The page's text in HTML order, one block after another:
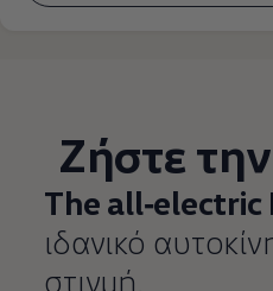
Ζήστε
The all‑electric
ιδανικό
στιγμή.